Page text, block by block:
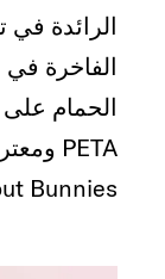
الرائدة في
الفاخرة
الحمام
Bunnies.